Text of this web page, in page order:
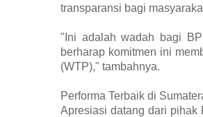
transparansi bagi
​"Ini adalah wadah bagi
berharap komitmen ini
(WTP)," tambahnya.
​Performa Terbaik di
​Apresiasi datang dari pihak